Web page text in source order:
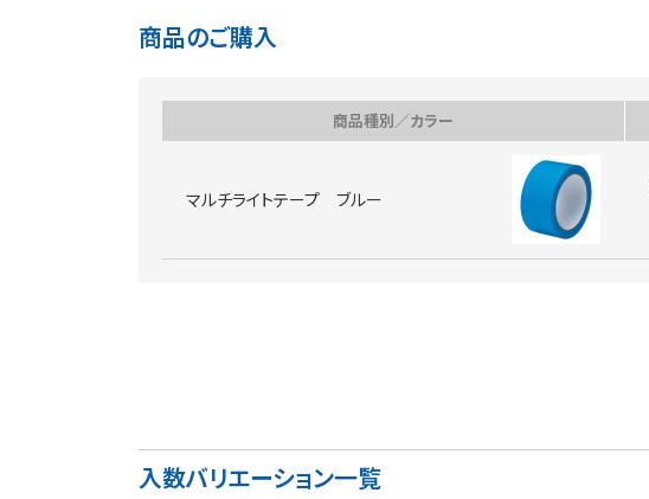
商品のご購入
商品種別／カラー
マルチライトテープ ブルー
入数バリエーション一覧